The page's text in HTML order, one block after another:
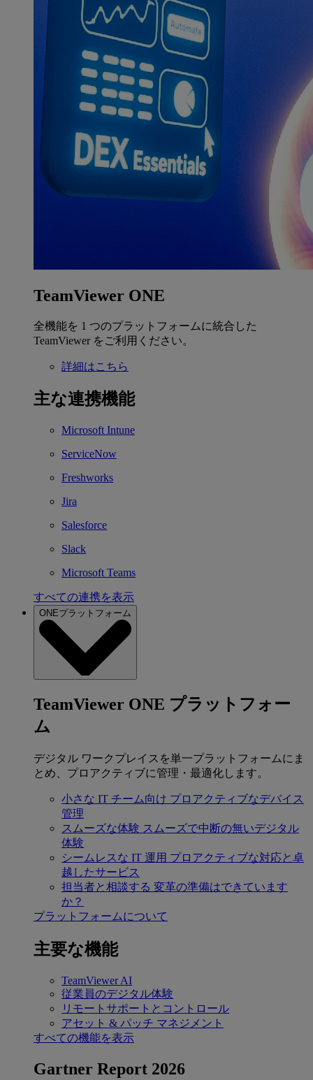
TeamViewer ONE
全機能を 1 つのプラットフォームに統合した
TeamViewer をご利用ください。
詳細はこちら
主な連携機能
Microsoft Intune
ServiceNow
Freshworks
Jira
Salesforce
Slack
Microsoft Teams
すべての連携を表示
ONEプラットフォーム
TeamViewer ONE プラットフォー
ム
デジタル ワークプレイスを単一プラットフォームにま
とめ、プロアクティブに管理・最適化します。
小さな IT チーム向け プロアクティブなデバイス
管理
スムーズな体験 スムーズで中断の無いデジタル
体験
シームレスな IT 運用 プロアクティブな対応と卓
越したサービス
担当者と相談する 変革の準備はできています
か？
プラットフォームについて
主要な機能
TeamViewer AI
従業員のデジタル体験
リモートサポートとコントロール
アセット & パッチ マネジメント
すべての機能を表示
Gartner Report 2026